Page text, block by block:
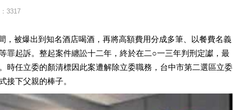
3317
被爆出到知名酒店喝酒，再將高額費用分成多筆、以餐費名義
罪起訴。整起案件纏訟十二年，終於在二○一三年判刑定讞，最
時任立委的顏清標因此案遭解除立委職務，台中市第二選區立委
接下父親的棒子。